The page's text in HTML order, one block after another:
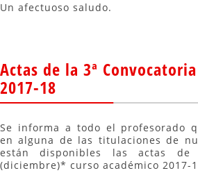
Un afectuoso saludo.
Actas de la 3ª
2017-18
Se informa a todo el profesorado
en alguna de las titulaciones de
están disponibles las actas de
(diciembre)* curso académico 2017-